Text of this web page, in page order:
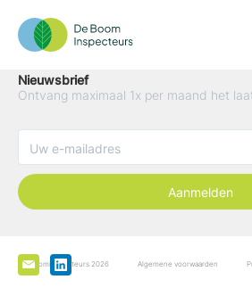
Nieuwsbrief
Ontvang maximaal 1x per maand het
Aanmelden
De Boominspecteurs 2026 Algemene voorwaarden